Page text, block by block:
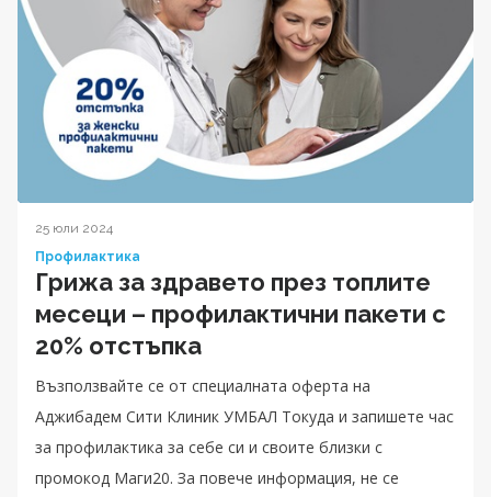
25 юли 2024
Профилактика
Грижа за здравето през топлите
месеци – профилактични пакети с
20% отстъпка
Възползвайте се от специалната оферта на
Аджибадем Сити Клиник УМБАЛ Токуда и запишете час
за профилактика за себе си и своите близки с
промокод Маги20. За повече информация, не се